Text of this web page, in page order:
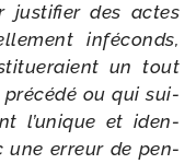
jus­ti­fier des actes
infé­conds,
un tout
pré­cé­dé ou qui sui­
l’unique et iden­
une erreur de pen­